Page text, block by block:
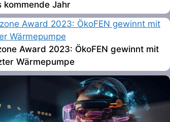
kommende Jahr
Award 2023: ÖkoFEN gewinnt mit
Wärmepumpe